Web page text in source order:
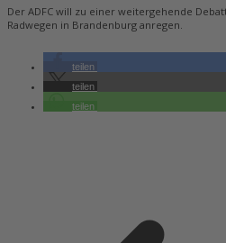
Der ADFC will zu einer weitergehende
Radwegen in Brandenburg anregen.
teilen
teilen
teilen